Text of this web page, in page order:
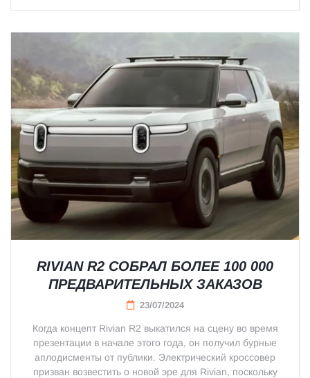
RIVIAN R2 СОБРАЛ БОЛЕЕ 100 000
ПРЕДВАРИТЕЛЬНЫХ ЗАКАЗОВ
23/07/2024
Когда концепт Rivian R2 выкатился на сцену во время
презентации в начале этого года, он получил бурные
аплодисменты от публики. Электрический кроссовер
призван возвестить о новой эре для Rivian, поскольку